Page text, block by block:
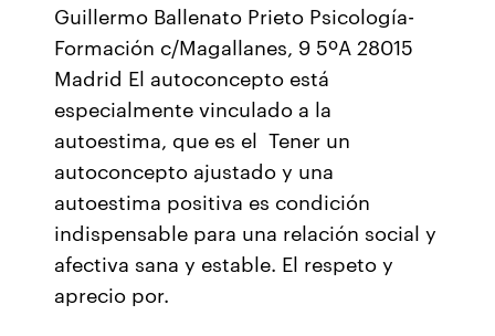
Guillermo Ballenato Prieto Psicología-
Formación c/Magallanes, 9 5ºA 28015
Madrid El autoconcepto está
especialmente vinculado a la
autoestima, que es el Tener un
autoconcepto ajustado y una
autoestima positiva es condición
indispensable para una relación social y
afectiva sana y estable. El respeto y
aprecio por.